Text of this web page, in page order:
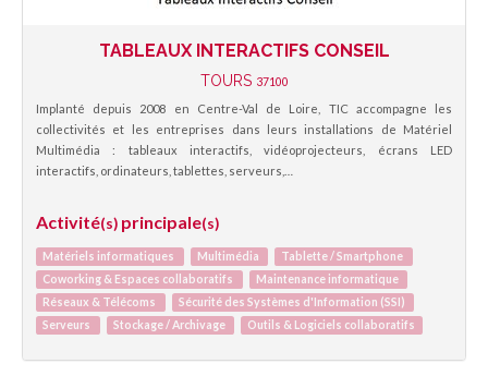
TABLEAUX INTERACTIFS CONSEIL
TOURS 37100
Implanté depuis 2008 en Centre-Val de Loire, TIC accompagne les
collectivités et les entreprises dans leurs installations de Matériel
Multimédia : tableaux interactifs, vidéoprojecteurs, écrans LED
interactifs, ordinateurs, tablettes, serveurs,…
Activité(s) principale(s)
Matériels informatiques Multimédia
Tablette / Smartphone
Coworking & Espaces collaboratifs
Maintenance informatique
Réseaux & Télécoms
Sécurité des Systèmes d'Information (SSI)
Serveurs
Stockage / Archivage Outils & Logiciels collaboratifs